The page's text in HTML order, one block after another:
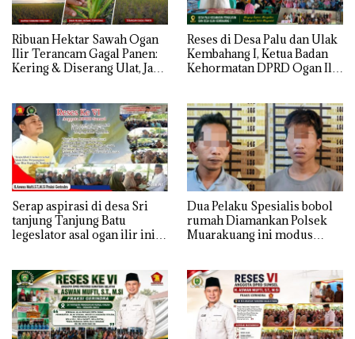
Ribuan Hektar Sawah Ogan
Ilir Terancam Gagal Panen:
Kering & Diserang Ulat, Janji
Reses di Desa Palu dan Ulak
Kembahang I, Ketua Badan
Kehormatan DPRD Ogan Ilir
Serap aspirasi di desa Sri
tanjung Tanjung Batu
legeslator asal ogan ilir ini
banjir jika musim hujan
Dua Pelaku Spesialis bobol
rumah Diamankan Polsek
Muarakuang ini modus